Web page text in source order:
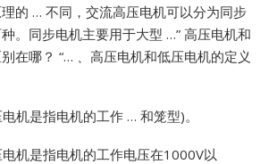
的 … 不同，交流高压电机可以分为同步
。同步电机主要用于大型 …” 高压电机和
在哪？ “… 、高压电机和低压电机的定义
机是指电机的工作 … 和笼型)。
机是指电机的工作电压在1000V以